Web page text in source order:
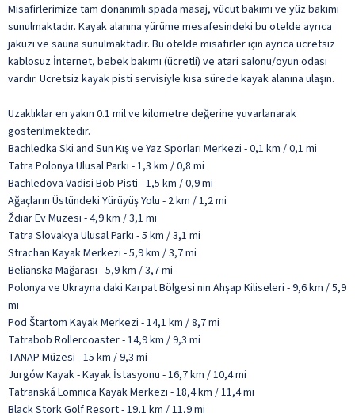
Misafirlerimize tam donanımlı spada masaj, vücut bakımı ve yüz bakımı
sunulmaktadır. Kayak alanına yürüme mesafesindeki bu otelde ayrıca
jakuzi ve sauna sunulmaktadır. Bu otelde misafirler için ayrıca ücretsiz
kablosuz İnternet, bebek bakımı (ücretli) ve atari salonu/oyun odası
vardır. Ücretsiz kayak pisti servisiyle kısa sürede kayak alanına ulaşın.
Uzaklıklar en yakın 0.1 mil ve kilometre değerine yuvarlanarak
gösterilmektedir.
Bachledka Ski and Sun Kış ve Yaz Sporları Merkezi - 0,1 km / 0,1 mi
Tatra Polonya Ulusal Parkı - 1,3 km / 0,8 mi
Bachledova Vadisi Bob Pisti - 1,5 km / 0,9 mi
Ağaçların Üstündeki Yürüyüş Yolu - 2 km / 1,2 mi
Ždiar Ev Müzesi - 4,9 km / 3,1 mi
Tatra Slovakya Ulusal Parkı - 5 km / 3,1 mi
Strachan Kayak Merkezi - 5,9 km / 3,7 mi
Belianska Mağarası - 5,9 km / 3,7 mi
Polonya ve Ukrayna daki Karpat Bölgesi nin Ahşap Kiliseleri - 9,6 km / 5,9
mi
Pod Štartom Kayak Merkezi - 14,1 km / 8,7 mi
Tatrabob Rollercoaster - 14,9 km / 9,3 mi
TANAP Müzesi - 15 km / 9,3 mi
Jurgów Kayak - Kayak İstasyonu - 16,7 km / 10,4 mi
Tatranská Lomnica Kayak Merkezi - 18,4 km / 11,4 mi
Black Stork Golf Resort - 19,1 km / 11,9 mi